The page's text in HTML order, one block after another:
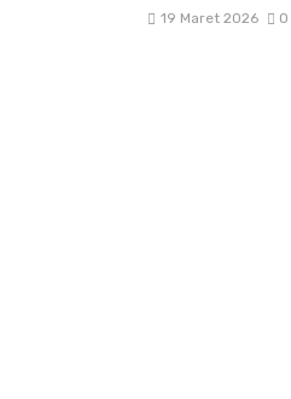
19 Maret 2026 0